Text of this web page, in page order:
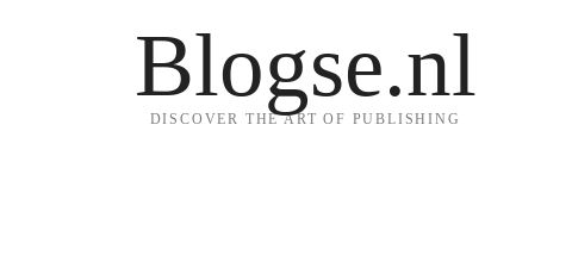
Blogse.nl
DISCOVER THE ART OF PUBLISHING